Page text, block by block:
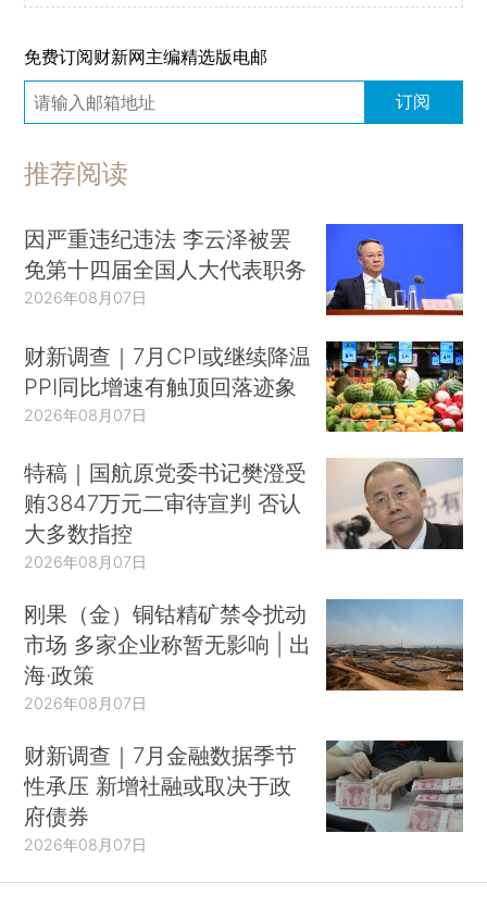
免费订阅财新网主编精选版电邮
订阅
推荐阅读
因严重违纪违法 李云泽被罢
免第十四届全国人大代表职务
2026年08月07日
财新调查｜7月CPI或继续降温
PPI同比增速有触顶回落迹象
2026年08月07日
特稿｜国航原党委书记樊澄受
贿3847万元二审待宣判 否认
大多数指控
2026年08月07日
刚果（金）铜钴精矿禁令扰动
市场 多家企业称暂无影响 | 出
海·政策
2026年08月07日
财新调查｜7月金融数据季节
性承压 新增社融或取决于政
府债券
2026年08月07日